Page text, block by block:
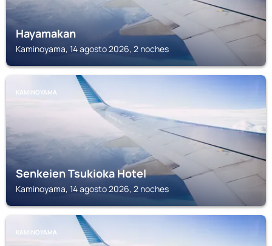
Hayamakan
Kaminoyama, 14 agosto 2026, 2 noches
KAMINOYAMA
Senkeien Tsukioka Hotel
Kaminoyama, 14 agosto 2026, 2 noches
KAMINOYAMA